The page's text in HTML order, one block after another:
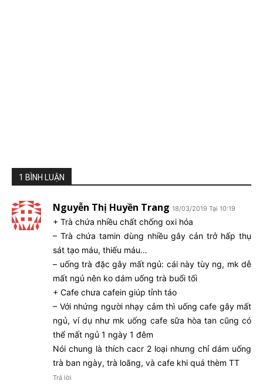
1 BÌNH LUẬN
Nguyễn Thị Huyền Trang 18/03/2019 Tại 10:19
+ Trà chứa nhiều chất chống oxi hóa
– Trà chứa tamin dùng nhiều gây cản trở hấp thụ
sát tạo máu, thiếu máu…
– uống trà đặc gây mất ngủ: cái này tùy ng, mk dễ
mất ngủ nên ko dám uống trà buổi tối
+ Cafe chưa cafein giúp tỉnh táo
– Với nhứng người nhạy cảm thì uống cafe gây mất
ngủ, ví dụ như mk uống cafe sữa hòa tan cũng có
thể mất ngủ 1 ngày 1 đêm
Nói chung là thích cacr 2 loại nhưng chỉ dám uống
trà ban ngày, trà loãng, và cafe khi quá thèm TT
Trả lời